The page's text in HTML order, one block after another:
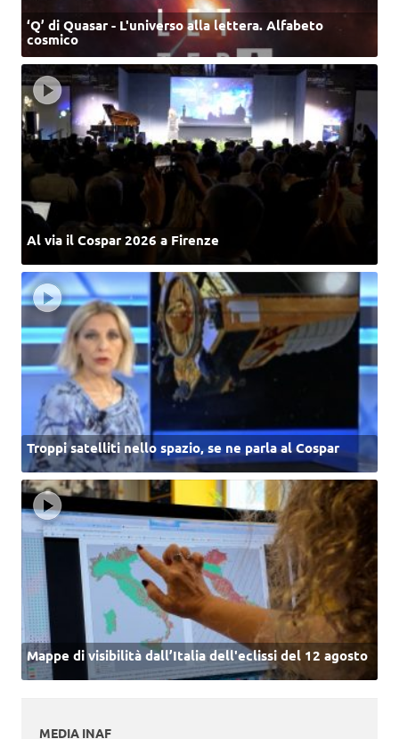
‘Q’ di Quasar - L'universo alla lettera. Alfabeto
cosmico
Al via il Cospar 2026 a Firenze
Troppi satelliti nello spazio, se ne parla al Cospar
Mappe di visibilità dall’Italia dell'eclissi del 12 agosto
MEDIA INAF